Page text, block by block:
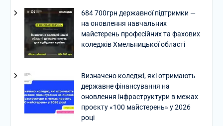
684 700грн державної підтримки —
на оновлення навчальних
майстерень професійних та фахових
коледжів Хмельницької області
Визначено коледжі, які отримають
державне фінансування на
оновлення інфраструктури в межах
проєкту «100 майстерень» у 2026
році